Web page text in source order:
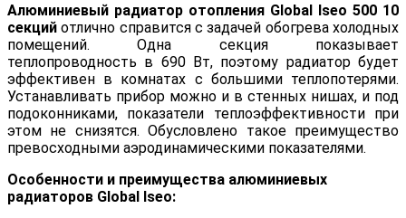
Алюминиевый радиатор отопления Global Iseo 500 10
секцийотлично справится с задачей обогрева холодных
помещений. Одна секция показывает
теплопроводность в 690 Вт, поэтому радиатор будет
эффективен в комнатах с большими теплопотерями.
Устанавливать прибор можно и в стенных нишах, и под
подоконниками, показатели теплоэффективности при
этом не снизятся. Обусловлено такое преимущество
превосходными аэродинамическими показателями.
Особенности и преимущества алюминиевых
радиаторов Global Iseo: